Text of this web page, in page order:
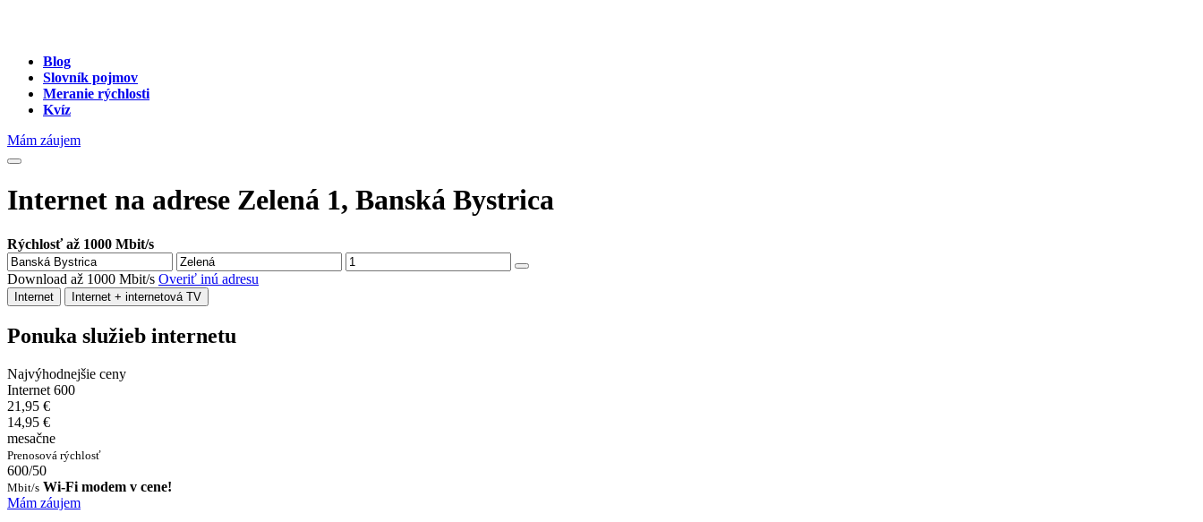
Blog
Slovník pojmov
Meranie rýchlosti
Kvíz
Mám záujem
Internet na adrese Zelená 1, Banská Bystrica
Rýchlosť až 1000 Mbit/s
Download až 1000 Mbit/s Overiť inú adresu
Internet Internet + internetová TV
Ponuka služieb internetu
Najvýhodnejšie ceny
Internet 600
21,95 €
14,95 €
mesačne
Prenosová rýchlosť
600/50
Mbit/s Wi-Fi modem v cene!
Mám záujem